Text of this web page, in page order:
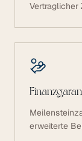
Vertraglicher
erweiterte